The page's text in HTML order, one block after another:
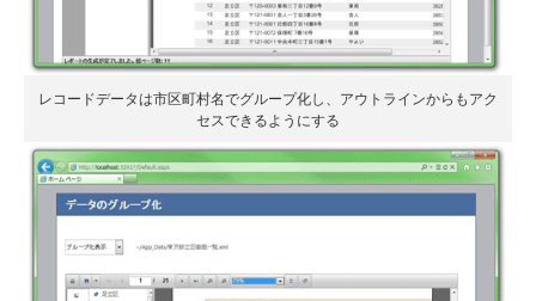
レコードデータは市区町村名でグループ化し、アウトラインからもアク
セスできるようにする